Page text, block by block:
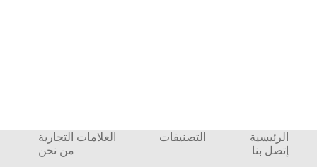
الرئيسية التصنيفات
العلامات التجارية
إتصل بنا
من نحن